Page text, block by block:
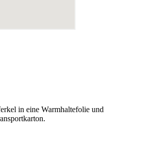
in eine Warmhaltefolie und